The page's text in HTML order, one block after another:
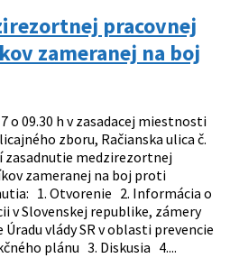
pracovnej
zameranej na boj
o 09.30 h v zasadacej miestnosti
zboru, Račianska ulica č.
zasadnutie medzirezortnej
zameranej na boj proti
1. Otvorenie 2. Informácia o
v Slovenskej republike, zámery
vlády SR v oblasti prevencie
plánu 3. Diskusia 4....